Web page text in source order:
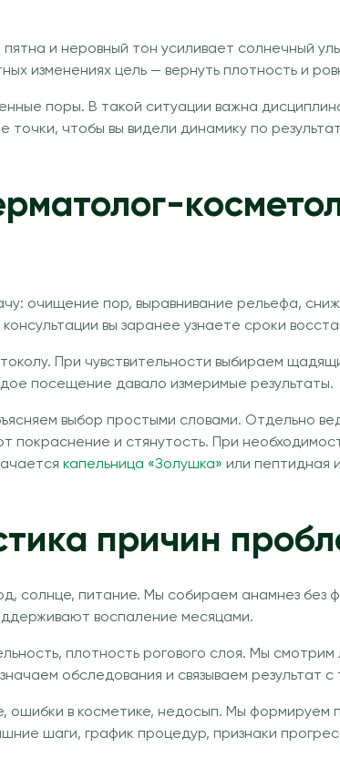
и неровный тон усиливает солнечный
изменениях цель — вернуть плотность и
поры. В такой ситуации важна
чтобы вы видели динамику по
очищение пор, выравнивание рельефа,
вы заранее узнаете сроки
При чувствительности выбираем
посещение давало измеримые результаты.
выбор простыми словами. Отдельно
и стянутость. При
капельница «Золушка» или пептидная
причин
солнце, питание. Мы собираем анамнез без
воспаление месяцами.
плотность рогового слоя. Мы
обследования и связываем результат с
ошибки в косметике, недосып. Мы формируем
шаги, график процедур, признаки